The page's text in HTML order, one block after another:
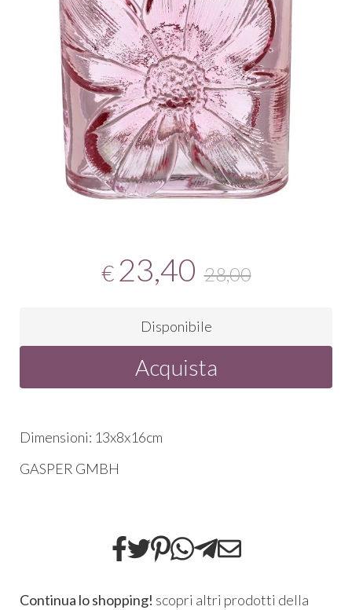
€ 23,40 28,00
Disponibile
Acquista
Dimensioni: 13x8x16cm
​GASPER GMBH​
Continua lo shopping! scopri altri prodotti della